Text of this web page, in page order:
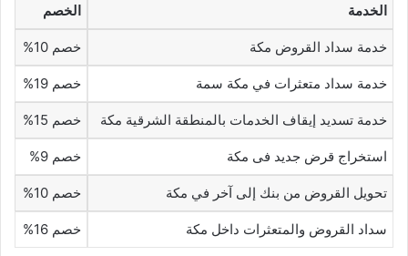
الخدمة الخصم
خدمة سداد القروض مكة خصم 10%
خدمة سداد متعثرات في مكة سمة خصم 19%
خدمة تسديد إيقاف الخدمات بالمنطقة الشرقية مكة خصم 15%
استخراج قرض جديد فى مكة خصم 9%
تحويل القروض من بنك إلى آخر في مكة خصم 10%
سداد القروض والمتعثرات داخل مكة خصم 16%